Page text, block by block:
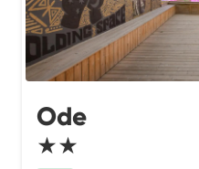
Ode
★★